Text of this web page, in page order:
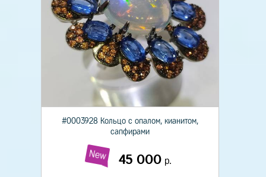
#0003928 Кольцо с опалом, кианитом,
сапфирами
New 45 000р.